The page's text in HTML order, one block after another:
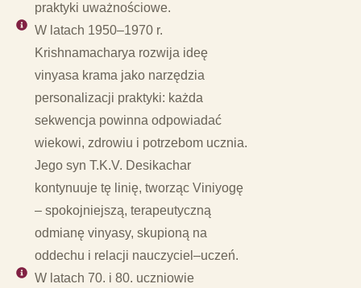
praktyki uważnościowe.
W latach 1950–1970 r.
Krishnamacharya rozwija ideę
vinyasa krama jako narzędzia
personalizacji praktyki: każda
sekwencja powinna odpowiadać
wiekowi, zdrowiu i potrzebom ucznia.
Jego syn T.K.V. Desikachar
kontynuuje tę linię, tworząc Viniyogę
– spokojniejszą, terapeutyczną
odmianę vinyasy, skupioną na
oddechu i relacji nauczyciel–uczeń.
W latach 70. i 80. uczniowie